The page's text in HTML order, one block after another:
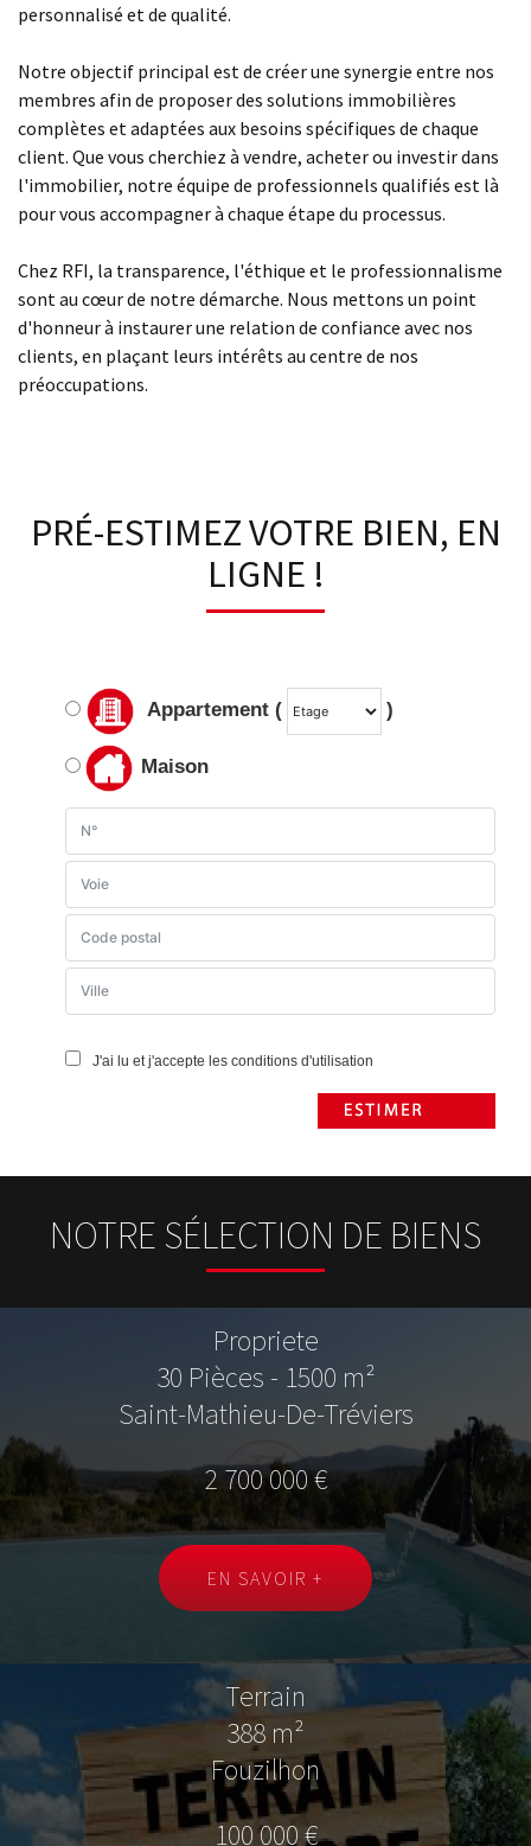
personnalisé et de qualité.
Notre objectif principal est de créer une synergie entre nos
membres afin de proposer des solutions immobilières
complètes et adaptées aux besoins spécifiques de chaque
client. Que vous cherchiez à vendre, acheter ou investir dans
l'immobilier, notre équipe de professionnels qualifiés est là
pour vous accompagner à chaque étape du processus.
Chez RFI, la transparence, l'éthique et le professionnalisme
sont au cœur de notre démarche. Nous mettons un point
d'honneur à instaurer une relation de confiance avec nos
clients, en plaçant leurs intérêts au centre de nos
préoccupations.
PRÉ-ESTIMEZ VOTRE BIEN, EN
LIGNE !
Appartement ( )
Maison
J'ai lu et j'accepte les conditions d'utilisation
NOTRE SÉLECTION DE BIENS
Propriete
30 Pièces - 1500 m²
Saint-Mathieu-De-Tréviers
2 700 000 €
EN SAVOIR +
Terrain
388 m²
Fouzilhon
100 000 €